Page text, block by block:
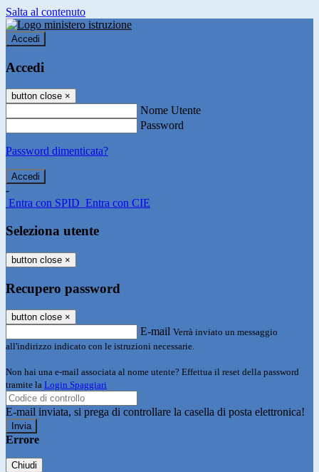
Salta al contenuto
Accedi
Accedi
button close ×
Nome Utente
Password
Password dimenticata?
-
Entra con SPID Entra con CIE
Seleziona utente
button close ×
Recupero password
button close ×
E-mail Verrà inviato un messaggio
all'indirizzo indicato con le istruzioni necessarie.
Non hai una e-mail associata al nome utente? Effettua il reset della password
tramite la Login Spaggiari
E-mail inviata, si prega di controllare la casella di posta elettronica!
Errore
Chiudi